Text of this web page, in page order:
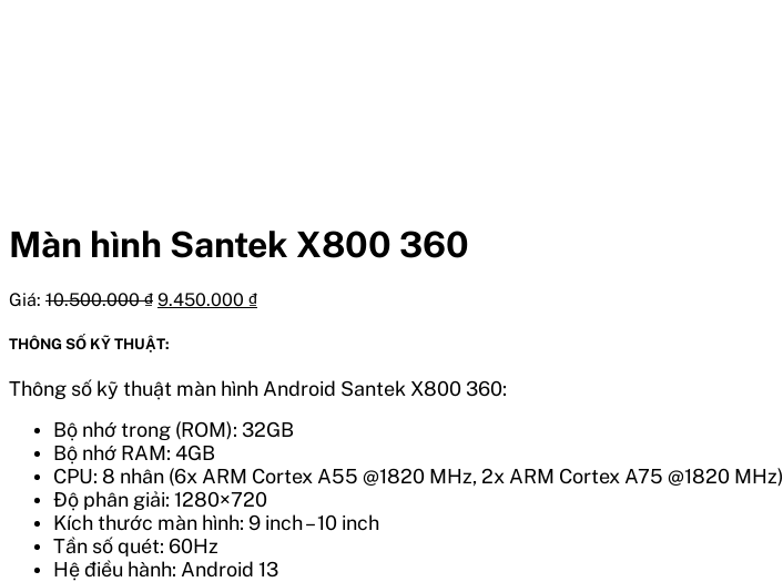
Màn hình Santek X800 360
Giá: 10.500.000₫ 9.450.000 ₫
THÔNG SỐ KỸ THUẬT:
Thông số kỹ thuật màn hình Android Santek X800 360:
Bộ nhớ trong (ROM): 32GB
Bộ nhớ RAM: 4GB
CPU: 8 nhân (6x ARM Cortex A55 @1820 MHz, 2x ARM Cortex A75 @1820 MHz)
Độ phân giải: 1280×720
Kích thước màn hình: 9 inch – 10 inch
Tần số quét: 60Hz
Hệ điều hành: Android 13